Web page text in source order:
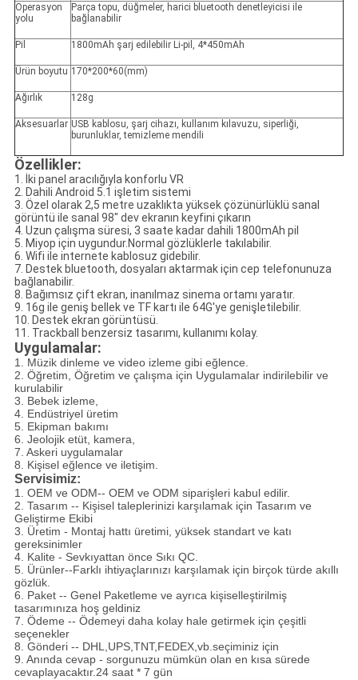
Operasyon
yolu
Parça topu, düğmeler, harici bluetooth denetleyicisi ile
bağlanabilir
Pil 1800mAh şarj edilebilir Li-pil, 4*450mAh
Ürün boyutu 170*200*60(mm)
Ağırlık 128g
Aksesuarlar USB kablosu, şarj cihazı, kullanım kılavuzu, siperliği,
burunluklar, temizleme mendili
Özellikler:
1. İki panel aracılığıyla konforlu VR
2. Dahili Android 5.1 işletim sistemi
3. Özel olarak 2,5 metre uzaklıkta yüksek çözünürlüklü sanal
görüntü ile sanal 98" dev ekranın keyfini çıkarın
4. Uzun çalışma süresi, 3 saate kadar dahili 1800mAh pil
5. Miyop için uygundur.Normal gözlüklerle takılabilir.
6. Wifi ile internete kablosuz gidebilir.
7. Destek bluetooth, dosyaları aktarmak için cep telefonunuza
bağlanabilir.
8. Bağımsız çift ekran, inanılmaz sinema ortamı yaratır.
9. 16g ile geniş bellek ve TF kartı ile 64G'ye genişletilebilir.
10. Destek ekran görüntüsü.
11. Trackball benzersiz tasarımı, kullanımı kolay.
Uygulamalar:
1. Müzik dinleme ve video izleme gibi eğlence.
2. Öğretim, Öğretim ve çalışma için Uygulamalar indirilebilir ve
kurulabilir
3. Bebek izleme,
4. Endüstriyel üretim
5. Ekipman bakımı
6. Jeolojik etüt, kamera,
7. Askeri uygulamalar
8. Kişisel eğlence ve iletişim.
Servisimiz:
1. OEM ve ODM-- OEM ve ODM siparişleri kabul edilir.
2. Tasarım -- Kişisel taleplerinizi karşılamak için Tasarım ve
Geliştirme Ekibi
3. Üretim - Montaj hattı üretimi, yüksek standart ve katı
gereksinimler
4. Kalite - Sevkıyattan önce Sıkı QC.
5. Ürünler--Farklı ihtiyaçlarınızı karşılamak için birçok türde akıllı
gözlük.
6. Paket -- Genel Paketleme ve ayrıca kişiselleştirilmiş
tasarımınıza hoş geldiniz
7. Ödeme -- Ödemeyi daha kolay hale getirmek için çeşitli
seçenekler
8. Gönderi -- DHL,UPS,TNT,FEDEX,vb.seçiminiz için
9. Anında cevap - sorgunuzu mümkün olan en kısa sürede
cevaplayacaktır.24 saat * 7 gün